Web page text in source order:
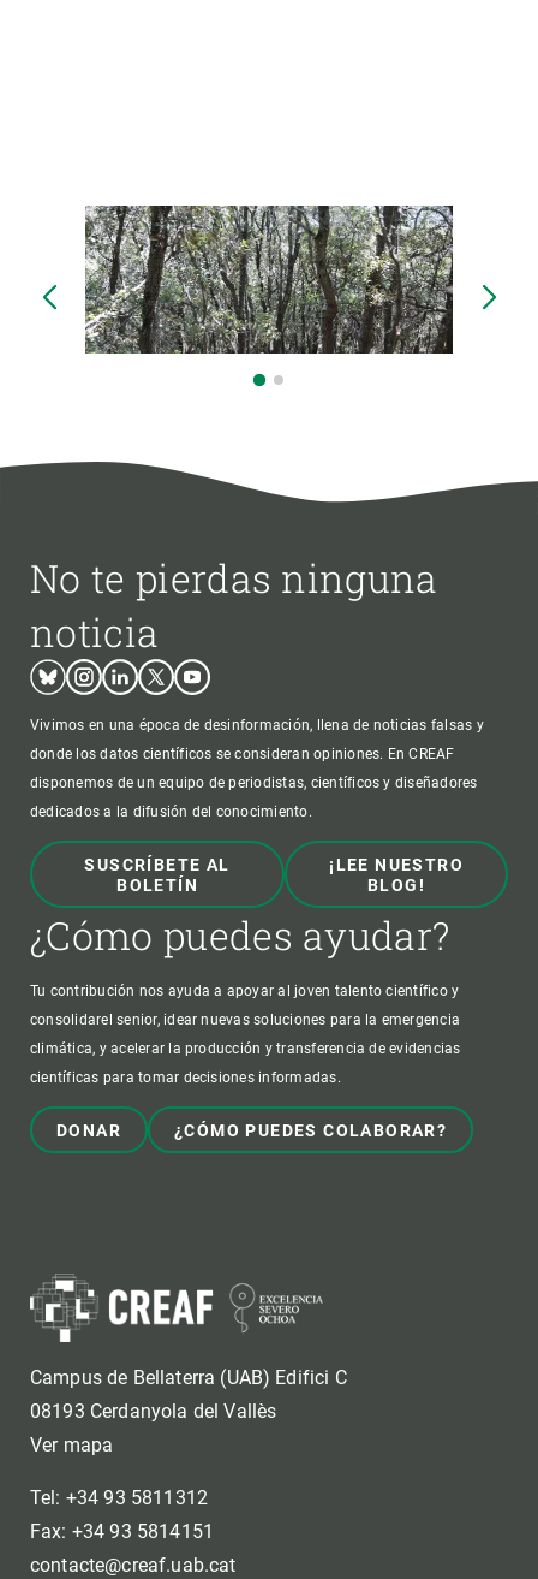
No te pierdas ninguna
noticia
BlueskyInstagram
LinkedinTwitterYoutube
Vivimos en una época de desinformación, llena de noticias falsas y
donde los datos científicos se consideran opiniones. En CREAF
disponemos de un equipo de periodistas, científicos y diseñadores
dedicados a la difusión del conocimiento.
SUSCRÍBETE AL
BOLETÍN
¡LEE NUESTRO
BLOG!
¿Cómo puedes ayudar?
Tu contribución nos ayuda a apoyar al joven talento científico y
consolidarel senior, idear nuevas soluciones para la emergencia
climática, y acelerar la producción y transferencia de evidencias
científicas para tomar decisiones informadas.
DONAR ¿CÓMO PUEDES COLABORAR?
Campus de Bellaterra (UAB) Edifici C
08193 Cerdanyola del Vallès
Ver mapa
Tel: +34 93 5811312
Fax: +34 93 5814151
contacte@creaf.uab.cat